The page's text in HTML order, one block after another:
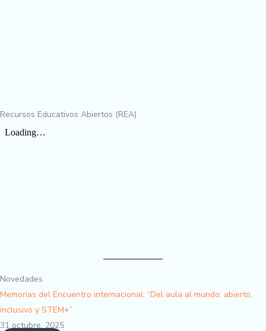
Recursos Educativos Abiertos (REA)
Novedades
Memorias del Encuentro internacional: “Del aula al mundo: abierto,
inclusivo y STEM+”
31 octubre, 2025